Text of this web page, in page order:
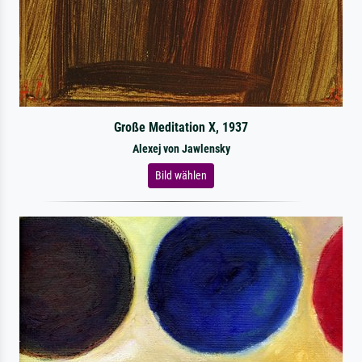
Große Meditation X, 1937
Alexej von Jawlensky
Bild wählen